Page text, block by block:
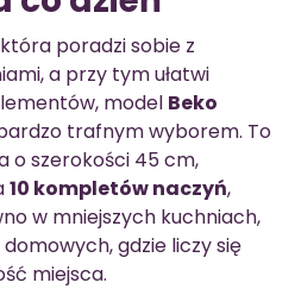
poradzi sobie z
a przy tym ułatwi
model Beko
trafnym wyborem. To
o szerokości 45 cm,
10 kompletów naczyń,
w mniejszych kuchniach,
gdzie liczy się
miejsca.